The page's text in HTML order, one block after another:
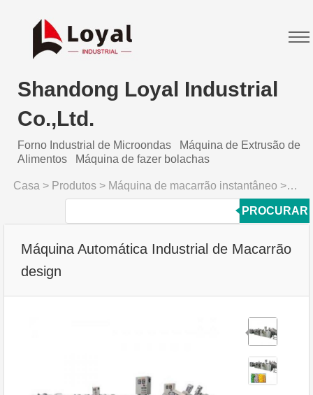
Shandong Loyal Industrial
Co.,Ltd.
Forno Industrial de Microondas
Máquina de Extrusão de
Alimentos
Máquina de fazer bolachas
Casa > Produtos > Máquina de macarrão instantâneo >
PROCURAR
Máquina Automática Industrial de Macarrão
design